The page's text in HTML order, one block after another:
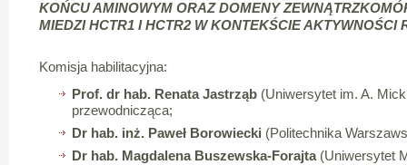
KOŃCU AMINOWYM ORAZ DOMENY
MIEDZI HCTR1 I HCTR2 W KONTEKŚCIE AKTYWNOŚCI
Komisja habilitacyjna:
Prof. dr hab. Renata Jastrząb(Uniwersytet im. A.
przewodnicząca;
Dr hab. inż. Paweł Borowiecki (Politechnika
Dr hab. Magdalena Buszewska-Forajta(Uniwersytet